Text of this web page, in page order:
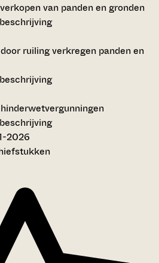
van panden en gronden
ruiling verkregen panden en
2026